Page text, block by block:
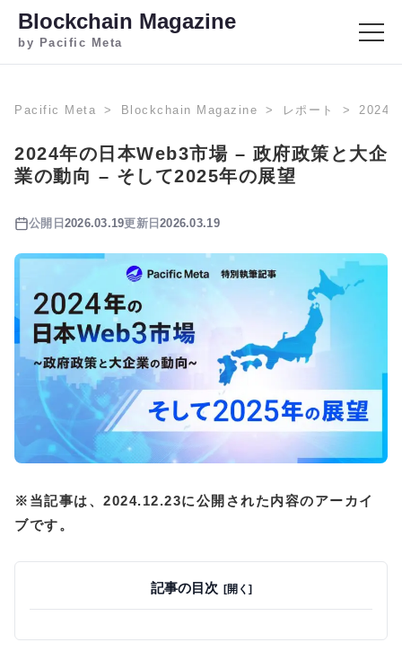
Blockchain Magazine
by Pacific Meta
Pacific Meta Blockchain Magazine レポート 2024
2024年の日本Web3市場 – 政府政策と大企
業の動向 – そして2025年の展望
公開日 2026.03.19更新日2026.03.19
※当記事は、2024.12.23に公開された内容のアーカイ
ブです。
記事の目次